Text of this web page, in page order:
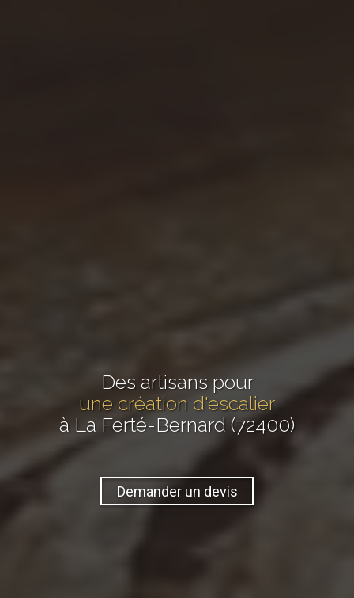
Des artisans pour
une création d'escalier
à La Ferté-Bernard (72400)
Demander un devis